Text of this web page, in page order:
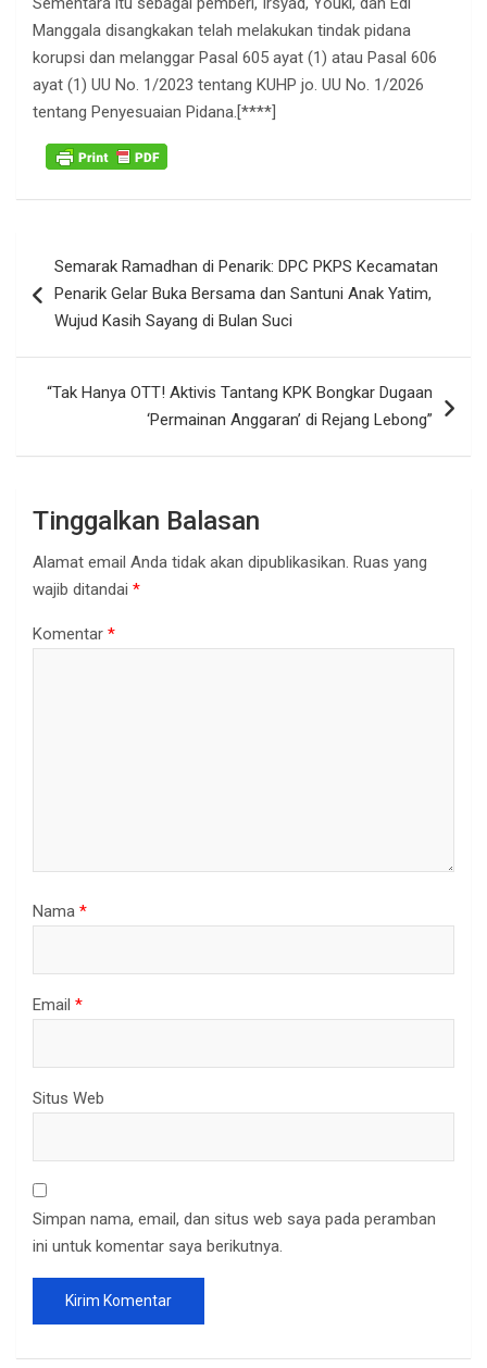
Manggala disangkakan telah melakukan tindak pidana
korupsi dan melanggar Pasal 605 ayat (1) atau Pasal 606
ayat (1) UU No. 1/2023 tentang KUHP jo. UU No. 1/2026
tentang Penyesuaian Pidana.[****]
posSemarak Ramadhan di Penarik: DPC PKPS Kecamatan
Penarik Gelar Buka Bersama dan Santuni Anak Yatim,
Wujud Kasih Sayang di Bulan Suci
“Tak Hanya OTT! Aktivis Tantang KPK Bongkar Dugaan
‘Permainan Anggaran’ di Rejang Lebong”
Tinggalkan Balasan
Alamat email Anda tidak akan dipublikasikan. Ruas yang
wajib ditandai *
Komentar *
Nama *
Email *
Situs Web
Simpan nama, email, dan situs web saya pada peramban
ini untuk komentar saya berikutnya.